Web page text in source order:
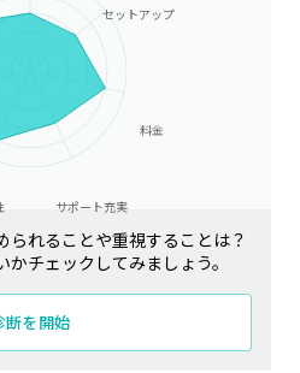
セットアップ
料金
サポート充実
られることや重視することは？
チェックしてみましょう。
断を開始